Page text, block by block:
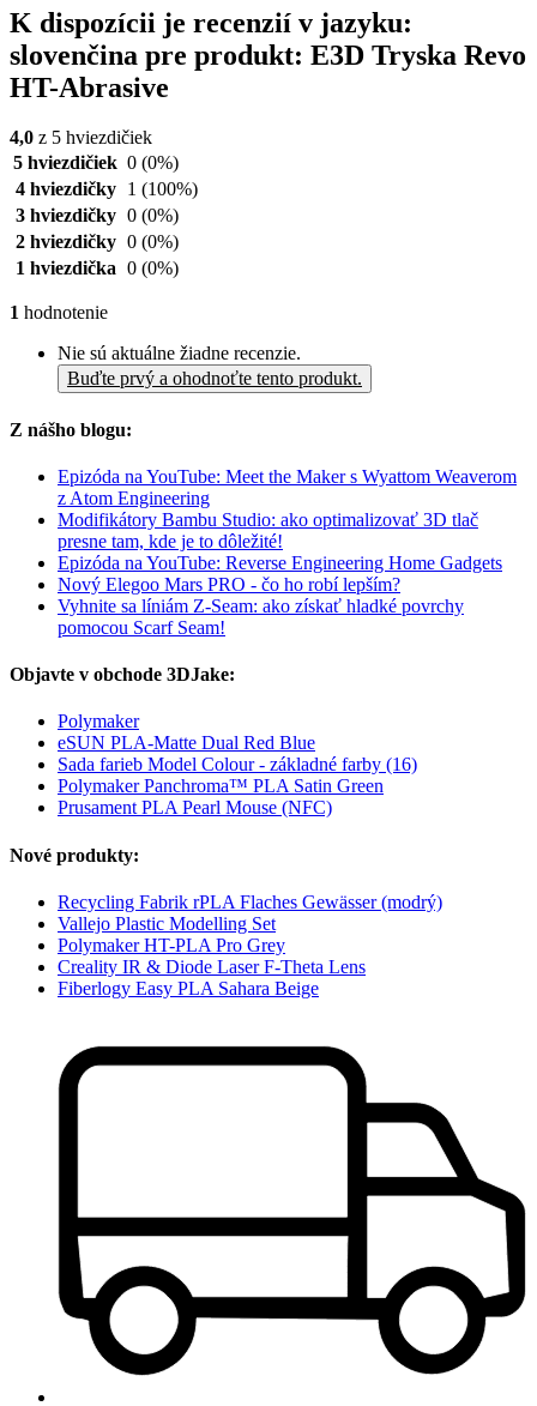
K dispozícii je recenzií v jazyku:
slovenčina pre produkt: E3D Tryska Revo
HT-Abrasive
4,0 z 5 hviezdičiek
5 hviezdičiek 0 (0%)
4 hviezdičky
1 (100%)
3 hviezdičky 0 (0%)
2 hviezdičky 0 (0%)
1 hviezdička 0 (0%)
1 hodnotenie
Nie sú aktuálne žiadne recenzie.
Buďte prvý a ohodnoťte tento produkt.
Z nášho blogu:
Epizóda na YouTube: Meet the Maker s Wyattom Weaverom
z Atom Engineering
Modifikátory Bambu Studio: ako optimalizovať 3D tlač
presne tam, kde je to dôležité!
Epizóda na YouTube: Reverse Engineering Home Gadgets
Nový Elegoo Mars PRO - čo ho robí lepším?
Vyhnite sa líniám Z-Seam: ako získať hladké povrchy
pomocou Scarf Seam!
Objavte v obchode 3DJake:
Polymaker
eSUN PLA-Matte Dual Red Blue
Sada farieb Model Colour - základné farby (16)
Polymaker Panchroma™ PLA Satin Green
Prusament PLA Pearl Mouse (NFC)
Nové produkty:
Recycling Fabrik rPLA Flaches Gewässer (modrý)
Vallejo Plastic Modelling Set
Polymaker HT-PLA Pro Grey
Creality IR & Diode Laser F-Theta Lens
Fiberlogy Easy PLA Sahara Beige